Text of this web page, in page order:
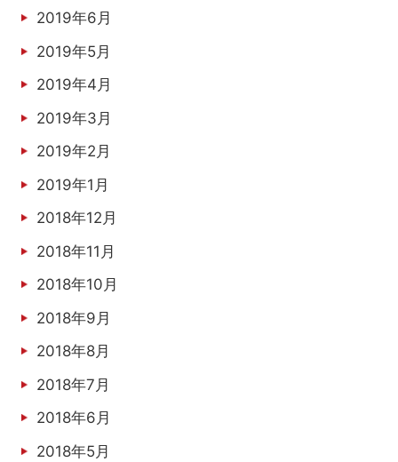
2019年6月
2019年5月
2019年4月
2019年3月
2019年2月
2019年1月
2018年12月
2018年11月
2018年10月
2018年9月
2018年8月
2018年7月
2018年6月
2018年5月